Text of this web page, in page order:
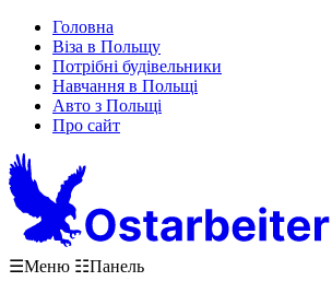
Головна
Віза в Польщу
Потрібні будівельники
Навчання в Польщі
Авто з Польщі
Про сайт
☰Меню ☷Панель